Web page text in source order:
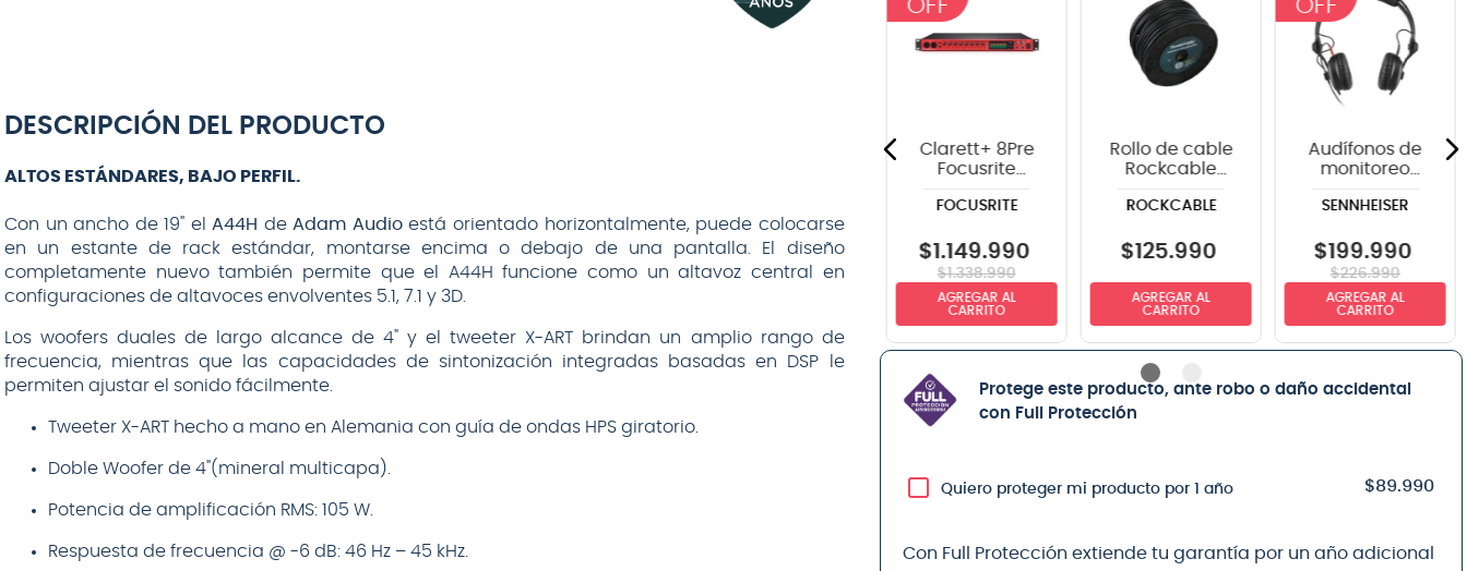
DESCRIPCIÓN DEL PRODUCTO
ALTOS ESTÁNDARES, BAJO PERFIL.
Con un ancho de 19" el A44H de Adam Audioestá orientado horizontalmente, puede colocarse
en un estante de rack estándar, montarse encima o debajo de una pantalla. El diseño
completamente nuevo también permite que el A44H funcione como un altavoz central en
configuraciones de altavoces envolventes 5.1, 7.1 y 3D.
Los woofers duales de largo alcance de 4" y el tweeter X-ART brindan un amplio rango de
frecuencia, mientras que las capacidades de sintonización integradas basadas en DSP le
permiten ajustar el sonido fácilmente.
Tweeter X-ART hecho a mano en Alemania con guía de ondas HPS giratorio.
Doble Woofer de 4"(mineral multicapa).
Potencia de amplificación RMS: 105 W.
Respuesta de frecuencia @ -6 dB: 46 Hz – 45 kHz.
$199.990
$226.990
AGREGAR AL
$32.990
Cable Klotz
$59.990
Clarett+ 8Pre
Focusrite
Audio
FOCUSRITE
$1 .149.990
$1.338.990
AGREGAR AL
CARRITO
Rollo de cable
Rockcable
RCL10300D6 100
diámetro
ROCKCABLE
$125.990
AGREGAR AL
CARRITO
Audífonos de
monitoreo
HD25
SENNHEISER
$199.990
$226.990
AGREGAR AL
CARRITO
Protege este producto, ante robo o daño accidental
con Full Protección
Quiero proteger mi producto por 1 año $89.990
Con Full Protección extiende tu garantía por un año adicional